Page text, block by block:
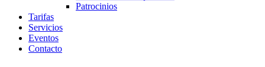
Patrocinios
Tarifas
Servicios
Eventos
Contacto